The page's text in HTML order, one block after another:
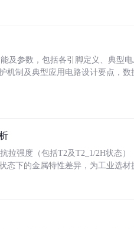
及参数，包括各引脚定义、典型
机制及典型应用电路设计要点，
拉强度（包括T2及T2_1/2H状态
态下的金属特性差异，为工业选材